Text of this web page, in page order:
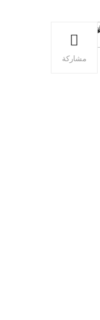
مشاركة